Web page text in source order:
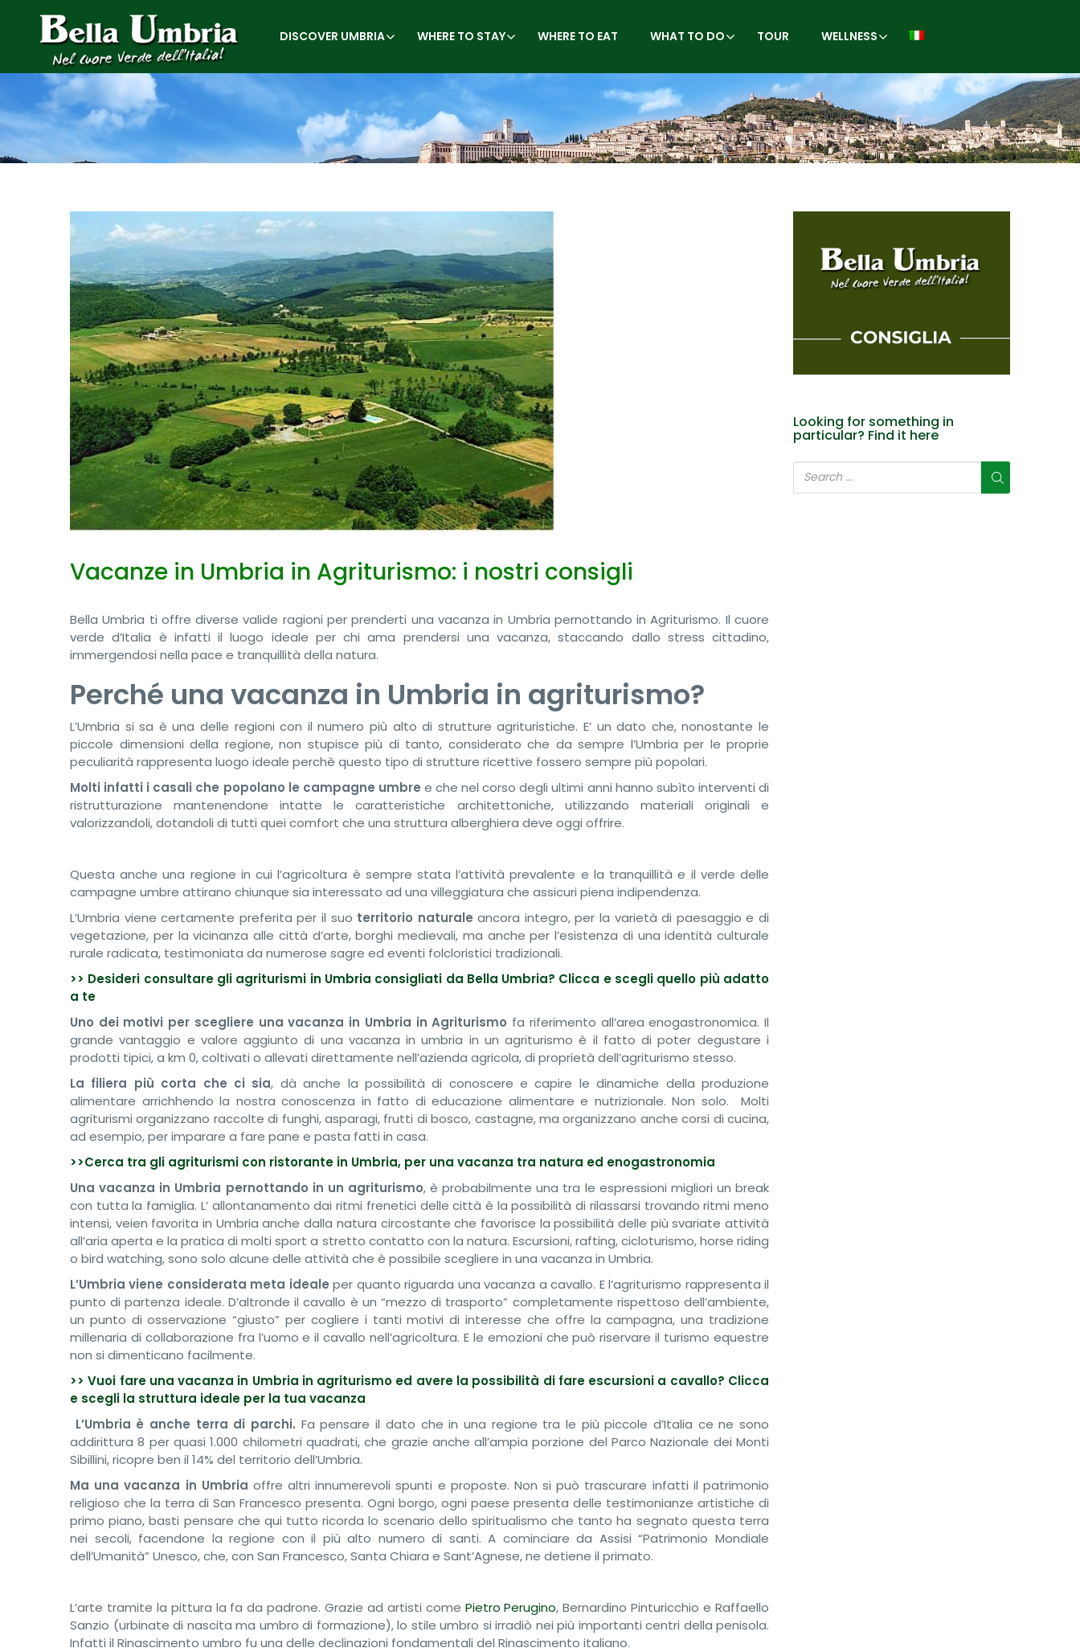
DISCOVER UMBRIA WHERE TO STAY WHERE TO EAT WHAT TO DO TOUR WELLNESS
Vacanze in Umbria in Agriturismo: i nostri consigli
Bella Umbria ti offre diverse valide ragioni per prenderti una vacanza in Umbria pernottando in Agriturismo. Il cuore
verde d’Italia è infatti il luogo ideale per chi ama prendersi una vacanza, staccando dallo stress cittadino,
immergendosi nella pace e tranquillità della natura.
Perché una vacanza in Umbria in agriturismo?
L’Umbria si sa è una delle regioni con il numero più alto di strutture agrituristiche. E’ un dato che, nonostante le
piccole dimensioni della regione, non stupisce più di tanto, considerato che da sempre l’Umbria per le proprie
peculiarità rappresenta luogo ideale perchè questo tipo di strutture ricettive fossero sempre più popolari.
Molti infatti i casali che popolano le campagne umbre e che nel corso degli ultimi anni hanno subìto interventi di
ristrutturazione mantenendone intatte le caratteristiche architettoniche, utilizzando materiali originali e
valorizzandoli, dotandoli di tutti quei comfort che una struttura alberghiera deve oggi offrire.
Questa anche una regione in cui l’agricoltura è sempre stata l’attività prevalente e la tranquillità e il verde delle
campagne umbre attirano chiunque sia interessato ad una villeggiatura che assicuri piena indipendenza.
L’Umbria viene certamente preferita per il suo territorio naturaleancora integro, per la varietà di paesaggio e di
vegetazione, per la vicinanza alle città d’arte, borghi medievali, ma anche per l’esistenza di una identità culturale
rurale radicata, testimoniata da numerose sagre ed eventi folcloristici tradizionali.
>> Desideri consultare gli agriturismi in Umbria consigliati da Bella Umbria? Clicca e scegli quello più adatto
a te
Uno dei motivi per scegliere una vacanza in Umbria in Agriturismo fa riferimento all’area enogastronomica. Il
grande vantaggio e valore aggiunto di una vacanza in umbria in un agriturismo è il fatto di poter degustare i
prodotti tipici, a km 0, coltivati o allevati direttamente nell’azienda agricola, di proprietà dell’agriturismo stesso.
La filiera più corta che ci sia, dà anche la possibilità di conoscere e capire le dinamiche della produzione
alimentare arrichhendo la nostra conoscenza in fatto di educazione alimentare e nutrizionale. Non solo. Molti
agriturismi organizzano raccolte di funghi, asparagi, frutti di bosco, castagne, ma organizzano anche corsi di cucina,
ad esempio, per imparare a fare pane e pasta fatti in casa.
>>Cerca tra gli agriturismi con ristorante in Umbria, per una vacanza tra natura ed enogastronomia
Una vacanza in Umbria pernottando in un agriturismo, è probabilmente una tra le espressioni migliori un break
con tutta la famiglia. L’ allontanamento dai ritmi frenetici delle città è la possibilità di rilassarsi trovando ritmi meno
intensi, veien favorita in Umbria anche dalla natura circostante che favorisce la possibilità delle più svariate attività
all’aria aperta e la pratica di molti sport a stretto contatto con la natura. Escursioni, rafting, cicloturismo, horse riding
o bird watching, sono solo alcune delle attività che è possibile scegliere in una vacanza in Umbria.
L’Umbria viene considerata meta ideale per quanto riguarda una vacanza a cavallo. E l’agriturismo rappresenta il
punto di partenza ideale. D’altronde il cavallo è un “mezzo di trasporto” completamente rispettoso dell’ambiente,
un punto di osservazione “giusto” per cogliere i tanti motivi di interesse che offre la campagna, una tradizione
millenaria di collaborazione fra l’uomo e il cavallo nell’agricoltura. E le emozioni che può riservare il turismo equestre
non si dimenticano facilmente.
>> Vuoi fare una vacanza in Umbria in agriturismo ed avere la possibilità di fare escursioni a cavallo? Clicca
e scegli la struttura ideale per la tua vacanza
L’Umbria è anche terra di parchi. Fa pensare il dato che in una regione tra le più piccole d’Italia ce ne sono
addirittura 8 per quasi 1.000 chilometri quadrati, che grazie anche all’ampia porzione del Parco Nazionale dei Monti
Sibillini, ricopre ben il 14% del territorio dell’Umbria.
Ma una vacanza in Umbria offre altri innumerevoli spunti e proposte. Non si può trascurare infatti il patrimonio
religioso che la terra di San Francesco presenta. Ogni borgo, ogni paese presenta delle testimonianze artistiche di
primo piano, basti pensare che qui tutto ricorda lo scenario dello spiritualismo che tanto ha segnato questa terra
nei secoli, facendone la regione con il più alto numero di santi. A cominciare da Assisi “Patrimonio Mondiale
dell’Umanità” Unesco, che, con San Francesco, Santa Chiara e Sant’Agnese, ne detiene il primato.
L’arte tramite la pittura la fa da padrone. Grazie ad artisti come Pietro Perugino, Bernardino Pinturicchio e Raffaello
Sanzio (urbinate di nascita ma umbro di formazione), lo stile umbro si irradiò nei più importanti centri della penisola.
Infatti il Rinascimento umbro fu una delle declinazioni fondamentali del Rinascimento italiano.
Looking for something in
particular? Find it here